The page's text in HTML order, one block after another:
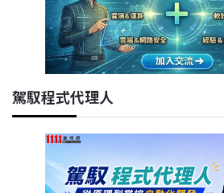
駕馭程式代理人